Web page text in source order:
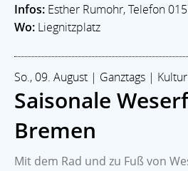
Infos: Esther Rumohr, Telefon
Wo: Liegnitzplatz
So., 09. August | Ganztags |
Saisonale
Bremen
Mit dem Rad und zu Fuß von